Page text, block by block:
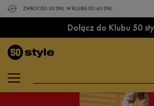
ZWROT DO 30 DNI. W KLUBIE DO 60 DNI.
Dołącz do Klubu 50